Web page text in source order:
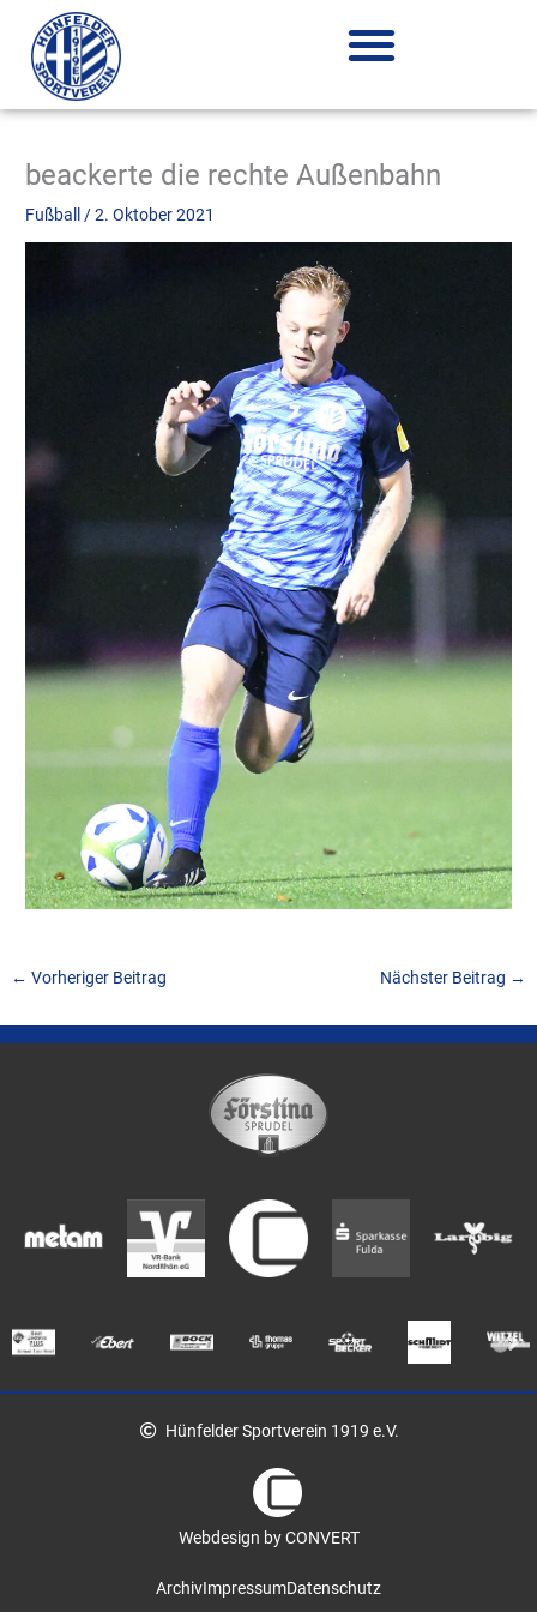
Inhalt
springen
beackerte die rechte Außenbahn
Fußball /2. Oktober 2021
← Vorheriger Beitrag Nächster Beitrag →
Hünfelder Sportverein 1919 e.V.
Webdesign by CONVERT
ArchivImpressumDatenschutz